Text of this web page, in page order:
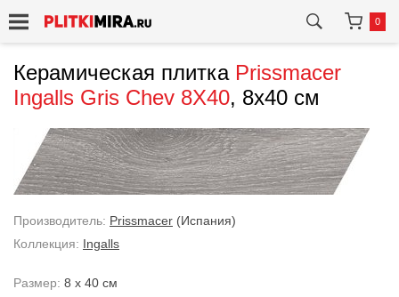
0
Керамическая плитка Prissmacer
Ingalls Gris Chev 8X40, 8x40 см
Производитель: Prissmacer (Испания)
Коллекция: Ingalls
Размер: 8 x 40 см